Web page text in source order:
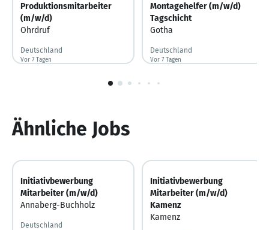
Produktionsmitarbeiter
(m/w/d)
Ohrdruf
Deutschland
Vor 7 Tagen
Vor 7 Tagen veröffentlicht
Montagehelfer (m/w/d)
Tagschicht
Gotha
Deutschland
Vor 7 Tagen
Vor 7 Tagen veröffentlicht
Ähnliche Jobs
Initiativbewerbung
Mitarbeiter (m/w/d)
Annaberg-Buchholz
Deutschland
Initiativbewerbung
Mitarbeiter (m/w/d)
Kamenz
Kamenz